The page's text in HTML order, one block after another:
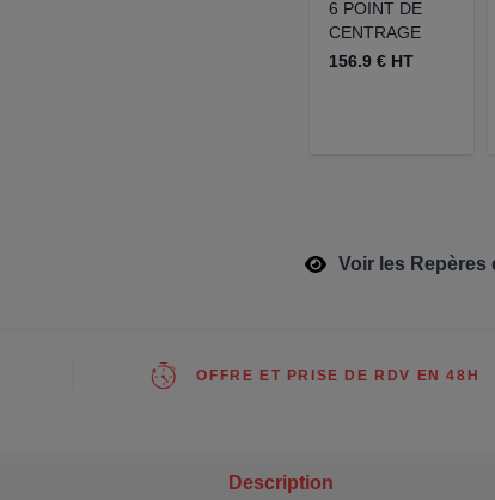
6 POINT DE
CENTRAGE
156.9 € HT
Voir les Repères
OFFRE ET PRISE DE RDV EN 48H
Description